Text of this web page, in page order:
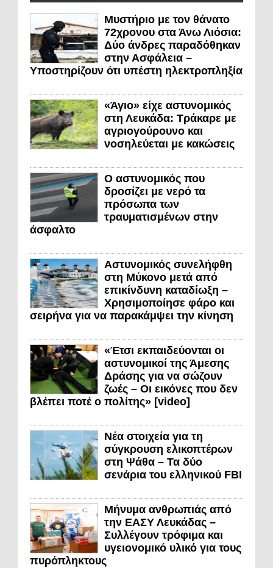
Μυστήριο με τον θάνατο
72χρονου στα Άνω Λιόσια:
Δύο άνδρες παραδόθηκαν
στην Ασφάλεια –
Υποστηρίζουν ότι υπέστη ηλεκτροπληξία
«Άγιο» είχε αστυνομικός
στη Λευκάδα: Τράκαρε με
αγριογούρουνο και
νοσηλεύεται με κακώσεις
Ο αστυνομικός που
δροσίζει με νερό τα
πρόσωπα των
τραυματισμένων στην
άσφαλτο
Αστυνομικός συνελήφθη
στη Μύκονο μετά από
επικίνδυνη καταδίωξη –
Χρησιμοποίησε φάρο και
σειρήνα για να παρακάμψει την κίνηση
«Έτσι εκπαιδεύονται οι
αστυνομικοί της Άμεσης
Δράσης για να σώζουν
ζωές – Οι εικόνες που δεν
βλέπει ποτέ ο πολίτης» [video]
Νέα στοιχεία για τη
σύγκρουση ελικοπτέρων
στη Ψάθα – Τα δύο
σενάρια του ελληνικού FBI
Μήνυμα ανθρωπιάς από
την ΕΑΣΥ Λευκάδας –
Συλλέγουν τρόφιμα και
υγειονομικό υλικό για τους
πυρόπληκτους